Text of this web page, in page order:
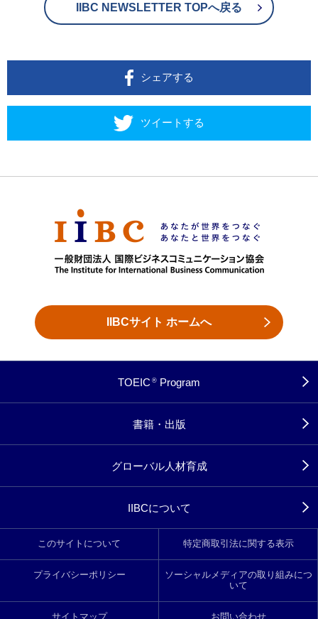
IIBC NEWSLETTER TOPへ戻る
シェアする
ツイートする
IIBCサイト ホームへ
TOEIC ® Program
書籍・出版
グローバル人材育成
IIBCについて
このサイトについて 特定商取引法に関する表示
プライバシーポリシー
ソーシャルメディアの取り組みにつ
いて